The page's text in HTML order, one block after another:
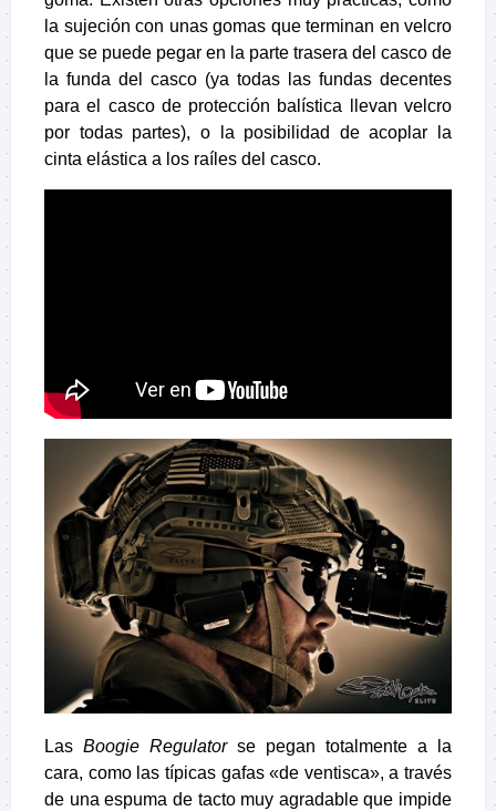
la sujeción con unas gomas que terminan en velcro
que se puede pegar en la parte trasera del casco de
la funda del casco (ya todas las fundas decentes
para el casco de protección balística llevan velcro
por todas partes), o la posibilidad de acoplar la
cinta elástica a los raíles del casco.
Las Boogie Regulatorse pegan totalmente a la
cara, como las típicas gafas «de ventisca», a través
de una espuma de tacto muy agradable que impide